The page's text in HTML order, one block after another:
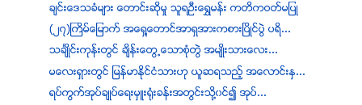
ခ်င္းေဒသခံမ်ား ေတာင္းဆုိမႈ သူရဦးေရႊမန္း ကတိကဝတ္မျပဳ
(၂၇)ႀကိမ္ေျမာက္ အေရွ႔ေတာင္အာရွအားကစားၿပိဳင္ပြဲ ပရိ...
သခ်ဳႋင္းကုန္းတြင္ ခ်ိန္းေတြ႕ေသာစုံတြဲ အမ်ဳိးသားေလး...
မေလးရွားတြင္ ျမန္မာႏုိင္ငံသားဟု ယူဆရသည့္ အေလာင္းႏွ...
ရပ္ကြက္အုပ္ခ်ဳပ္ေရးမွဴး႐ံုးခန္းအတြင္းသို႔၀င္၍ အုပ္...